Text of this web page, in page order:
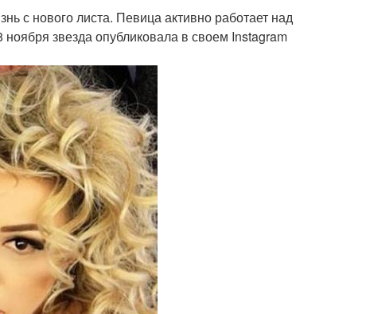
с нового листа. Певица активно работает над
звезда опубликовала в своем Instagram